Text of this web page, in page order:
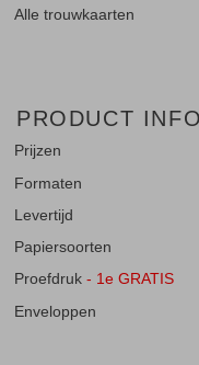
Alle trouwkaarten
PRODUCT INFO
Prijzen
Formaten
Levertijd
Papiersoorten
Proefdruk- 1e GRATIS
Enveloppen